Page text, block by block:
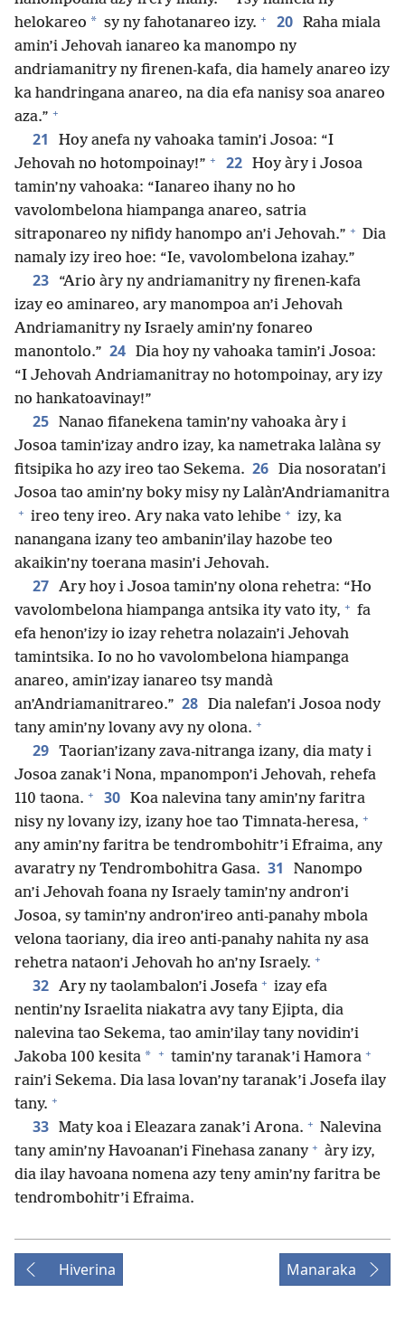
helokareo * sy ny fahotanareo izy. + 20 Raha miala
amin’i Jehovah ianareo ka manompo ny
andriamanitry ny firenen-kafa, dia hamely anareo izy
ka handringana anareo, na dia efa nanisy soa anareo
aza.” +
21
Hoy anefa ny vahoaka tamin’i Josoa: “I
Jehovah no hotompoinay!” + 22 Hoy àry i Josoa
tamin’ny vahoaka: “Ianareo ihany no ho
vavolombelona hiampanga anareo, satria
sitraponareo ny nifidy hanompo an’i Jehovah.” + Dia
namaly izy ireo hoe: “Ie, vavolombelona izahay.”
23
“Ario àry ny andriamanitry ny firenen-kafa
izay eo aminareo, ary manompoa an’i Jehovah
Andriamanitry ny Israely amin’ny fonareo
manontolo.” 24 Dia hoy ny vahoaka tamin’i Josoa:
“I Jehovah Andriamanitray no hotompoinay, ary izy
no hankatoavinay!”
25 Nanao fifanekena tamin’ny vahoaka àry i
Josoa tamin’izay andro izay, ka nametraka lalàna sy
fitsipika ho azy ireo tao Sekema. 26 Dia nosoratan’i
Josoa tao amin’ny boky misy ny Lalàn’Andriamanitra
+ ireo teny ireo. Ary naka vato lehibe + izy, ka
nanangana izany teo ambanin’ilay hazobe teo
akaikin’ny toerana masin’i Jehovah.
27 Ary hoy i Josoa tamin’ny olona rehetra: “Ho
vavolombelona hiampanga antsika ity vato ity, + fa
efa henon’izy io izay rehetra nolazain’i Jehovah
tamintsika. Io no ho vavolombelona hiampanga
anareo, amin’izay ianareo tsy mandà
an’Andriamanitrareo.” 28 Dia nalefan’i Josoa nody
tany amin’ny lovany avy ny olona. +
29 Taorian’izany zava-nitranga izany, dia maty i
Josoa zanak’i Nona, mpanompon’i Jehovah, rehefa
110 taona. + 30 Koa nalevina tany amin’ny faritra
nisy ny lovany izy, izany hoe tao Timnata-heresa, +
any amin’ny faritra be tendrombohitr’i Efraima, any
avaratry ny Tendrombohitra Gasa. 31
Nanompo
an’i Jehovah foana ny Israely tamin’ny andron’i
Josoa, sy tamin’ny andron’ireo anti-panahy mbola
velona taoriany, dia ireo anti-panahy nahita ny asa
rehetra nataon’i Jehovah ho an’ny Israely. +
32 Ary ny taolambalon’i Josefa + izay efa
nentin’ny Israelita niakatra avy tany Ejipta, dia
nalevina tao Sekema, tao amin’ilay tany novidin’i
Jakoba 100 kesita * + tamin’ny taranak’i Hamora +
rain’i Sekema. Dia lasa lovan’ny taranak’i Josefa ilay
tany. +
33 Maty koa i Eleazara zanak’i Arona. + Nalevina
tany amin’ny Havoanan’i Finehasa zanany + àry izy,
dia ilay havoana nomena azy teny amin’ny faritra be
tendrombohitr’i Efraima.
Hiverina Manaraka